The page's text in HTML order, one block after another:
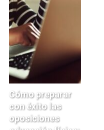
Cómo preparar
con éxito las
oposiciones